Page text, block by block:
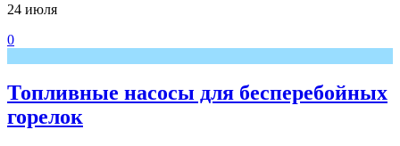
24 июля
0
Топливные насосы для бесперебойных
горелок